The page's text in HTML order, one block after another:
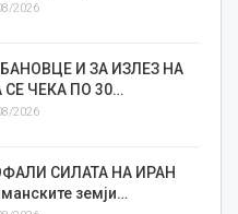
2026
И ЗА ИЗЛЕЗ НА
ЧЕКА ПО 30…
2026
СИЛАТА НА ИРАН
земји…